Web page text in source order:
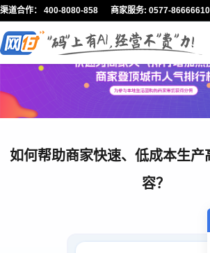
渠道合作： 400-8080-858 商家服务: 0577-86666610
如何帮助商家快速、低成本生产
容？